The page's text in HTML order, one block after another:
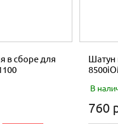
в сборе для
Шатун
В
760